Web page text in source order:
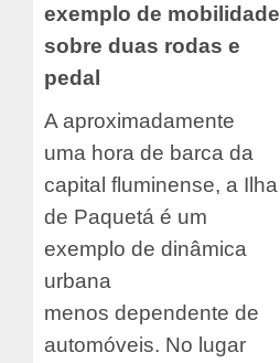
exemplo de mobilidade
sobre duas rodas e
pedal
A aproximadamente
uma hora de barca da
capital fluminense, a Ilha
de Paquetá é um
exemplo de dinâmica
urbana
menos dependente de
automóveis. No lugar